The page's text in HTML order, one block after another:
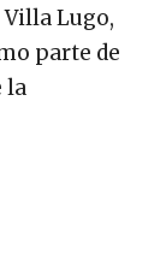
Villa Lugo,
parte de
la